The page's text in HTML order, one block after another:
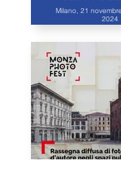
Milano, 21
2024